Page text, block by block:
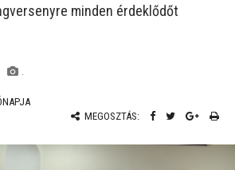
minden érdeklődőt
.
MEGOSZTÁS: